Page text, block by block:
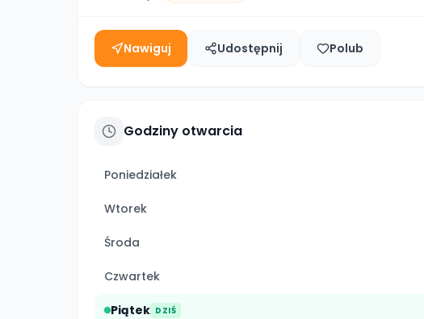
Nawiguj Udostępnij Polub
Godziny otwarcia
Poniedziałek
Wtorek
Środa
Czwartek
Piątek DZIŚ